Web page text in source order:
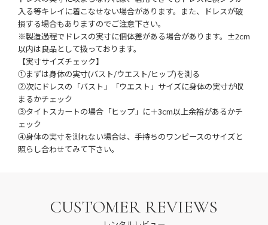
入る等キレイに着こなせない場合があります。また、ドレスが破
損する場合もありますのでご注意下さい。
※製造過程でドレスの実寸に個体差がある場合があります。±2cm
以内は良品として扱っております。
【実寸サイズチェック】
①まずは身体の実寸(バスト/ウエスト/ヒップ)を測る
②次にドレスの「バスト」「ウエスト」サイズに身体の実寸が収
まるかチェック
③タイトスカートの場合「ヒップ」に＋3cm以上余裕があるかチ
ェック
④身体の実寸を測れない場合は、手持ちのワンピースのサイズと
照らし合わせてみて下さい。
CUSTOMER REVIEWS